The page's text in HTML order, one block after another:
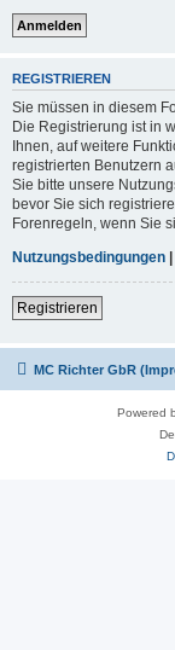
REGISTRIEREN
Sie müssen in diesem
Die Registrierung ist in
Ihnen, auf weitere
registrierten Benutzern
Sie bitte unsere
bevor Sie sich
Forenregeln, wenn Sie
Nutzungsbedingungen |
Registrieren
MC Richter GbR
Powered